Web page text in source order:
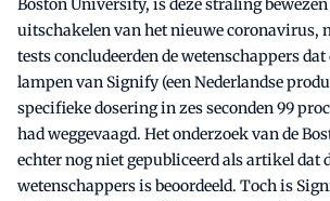
Boston University, is deze straling
uitschakelen van het nieuwe coronavirus,
tests concludeerden de wetenschappers
lampen van Signify (een Nederlandse
specifieke dosering in zes seconden 99
had weggevaagd. Het onderzoek van de
echter nog niet gepubliceerd als artikel dat
wetenschappers is beoordeeld. Toch is